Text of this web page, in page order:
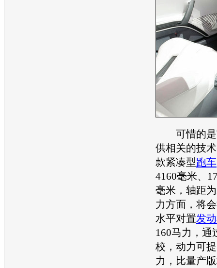
可惜的是
供相关的技
款紧凑型跑车
4160毫米、
毫米，轴距
力方面，将
水平对置发
160马力，通
校，动力可
力，比量产